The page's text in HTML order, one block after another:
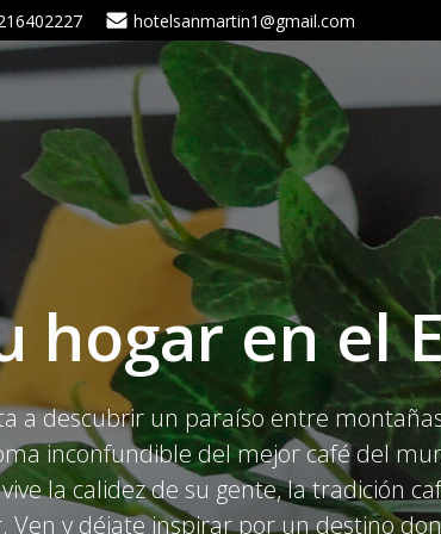
hotelsanmartin1@gmail.com
hogar en el
a descubrir un paraíso entre
inconfundible del mejor café del
la calidez de su gente, la tradición
Ven y déjate inspirar por un destino